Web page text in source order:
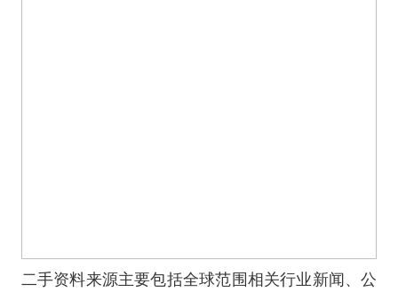
二手资料来源主要包括全球范围相关行业新闻、公